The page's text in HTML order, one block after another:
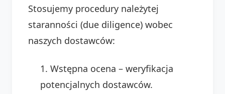
Stosujemy procedury należytej
staranności (due diligence) wobec
naszych dostawców:
Wstępna ocena – weryfikacja
potencjalnych dostawców.